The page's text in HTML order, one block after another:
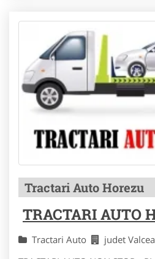
Tractari Auto Horezu
TRACTARI AUTO
Tractari Auto judet Valcea